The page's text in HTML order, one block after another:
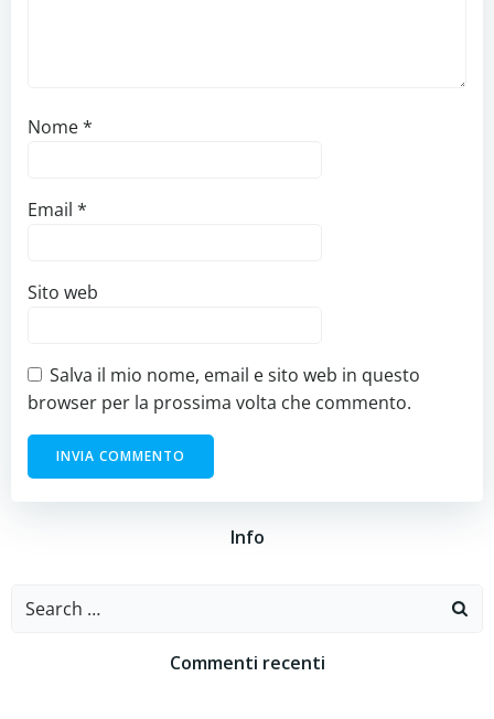
Nome*
Email *
Sito web
Salva il mio nome, email e sito web in questo
browser per la prossima volta che commento.
Info
Search
Commenti recenti